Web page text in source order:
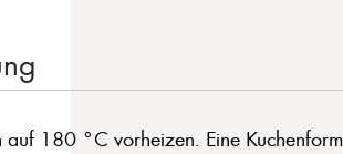
auf 180 °C vorheizen. Eine